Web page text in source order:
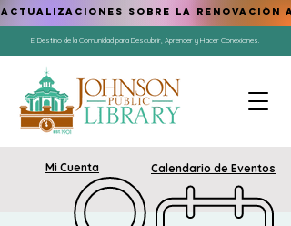
El Destino de la Comunidad para Descubrir, Aprender y Hacer Conexiones.
Mi Cuenta Calendario de Eventos
ACTUALIZACIONES SOBRE LA RENOVACIÓN